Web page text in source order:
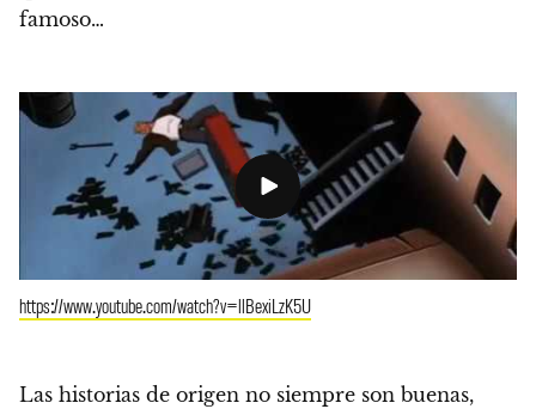
famoso…
https://www.youtube.com/watch?v=llBexiLzK5U
Las historias de origen no siempre son buenas,